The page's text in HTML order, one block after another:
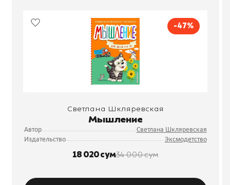
-47%
Светлана Шкляревская
Мышление
Автор
Светлана Шкляревская
Издательство
Эксмодетство
18 020 сум34 000 сум